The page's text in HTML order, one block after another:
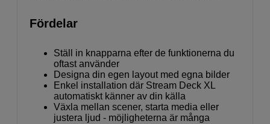
Fördelar
Ställ in knapparna efter de funktionerna du
oftast använder
Designa din egen layout med egna bilder
Enkel installation där Stream Deck XL
automatiskt känner av din källa
Växla mellan scener, starta media eller
justera ljud - möjligheterna är många